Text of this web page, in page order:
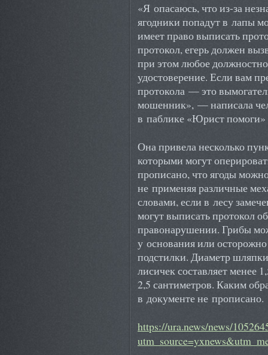
«Я опасаюсь, что из-за
ягодники попадут в лапы
имеет право выписать
протокол, егерь должен
при этом любое
удостоверение. Если вам
протокола — это
мошенник», — написала
в паблике «Юрист помоги»
Она привела несколько
которыми могут
прописано, что ягоды
не применяя различные
словами, если в лесу
могут выписать протокол
правонарушении. Грибы
у основания или
подстилки. Диаметр
лисичек составляет менее
2,5 сантиметров. Каким
в документе не прописано.
https://ura.news/news/